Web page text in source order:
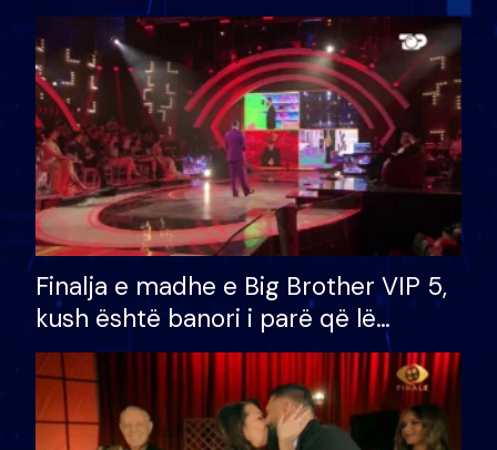
Finalja e madhe e Big Brother VIP 5,
kush është banori i parë që lë
shtëpinë dhe humb mundësinë për
të fituar çmimin e madh